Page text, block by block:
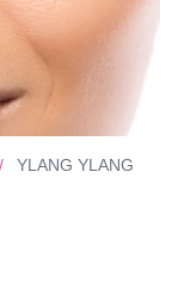
YLANG YLANG